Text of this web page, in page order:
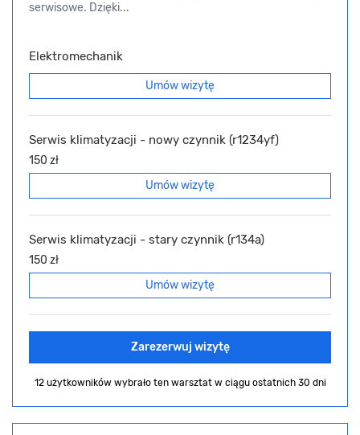
serwisowe. Dzięki...
Elektromechanik
Umów wizytę
Serwis klimatyzacji - nowy czynnik (r1234yf)
150 zł
Umów wizytę
Serwis klimatyzacji - stary czynnik (r134a)
150 zł
Umów wizytę
Zarezerwuj wizytę
12 użytkowników wybrało ten warsztat w ciągu ostatnich 30 dni